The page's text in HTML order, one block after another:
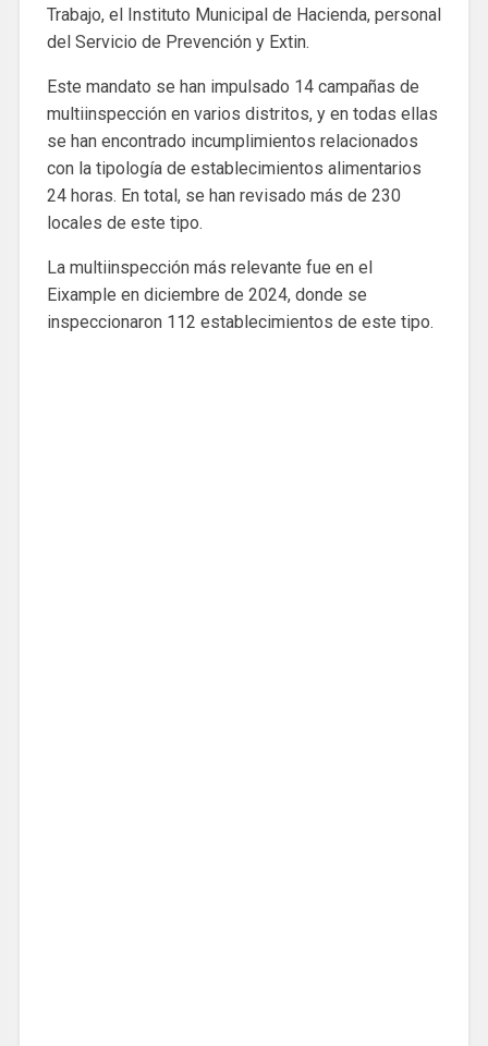
Trabajo, el Instituto Municipal de Hacienda, personal
del Servicio de Prevención y Extin.
Este mandato se han impulsado 14 campañas de
multiinspección en varios distritos, y en todas ellas
se han encontrado incumplimientos relacionados
con la tipología de establecimientos alimentarios
24 horas. En total, se han revisado más de 230
locales de este tipo.
La multiinspección más relevante fue en el
Eixample en diciembre de 2024, donde se
inspeccionaron 112 establecimientos de este tipo.